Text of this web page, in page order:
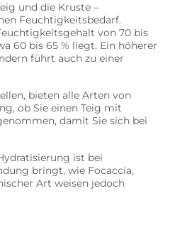
und die Kruste –
Feuchtigkeitsbedarf.
von 70 bis
60 bis 65 % liegt. Ein höherer
führt auch zu einer
bieten alle Arten von
ob Sie einen Teig mit
damit Sie sich bei
ist bei
bringt, wie Focaccia,
Art weisen jedoch